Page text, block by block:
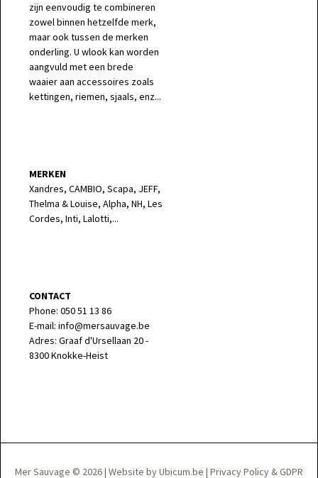
zijn eenvoudig te combineren
zowel binnen hetzelfde merk,
maar ook tussen de merken
onderling. U wlook kan worden
aangvuld met een brede
waaier aan accessoires zoals
kettingen, riemen, sjaals, enz...
MERKEN
Xandres, CAMBIO, Scapa, JEFF,
Thelma & Louise, Alpha, NH, Les
Cordes, Inti, Lalotti,...
CONTACT
Phone: 050 51 13 86
E-mail: info@mersauvage.be
Adres: Graaf d'Ursellaan 20 -
8300 Knokke-Heist
Mer Sauvage © 2026| Website by Ubicum.be | Privacy Policy & GDPR